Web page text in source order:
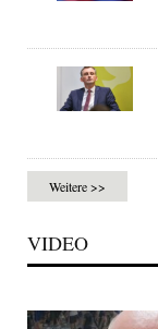
Weitere >>
VIDEO